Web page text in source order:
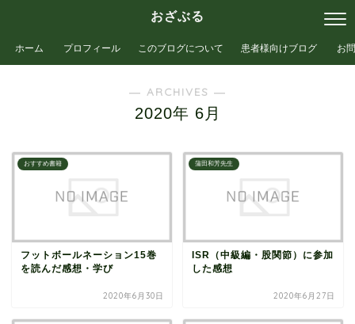
おざぶる
ホーム プロフィール このブログについて 患者様向けブログ お
― ARCHIVES ―
2020年 6月
おすすめ書籍
フットボールネーション15巻
を読んだ感想・学び
2020年6月30日
蒲田和芳先生
ISR（中級編・股関節）に参加
した感想
2020年6月27日